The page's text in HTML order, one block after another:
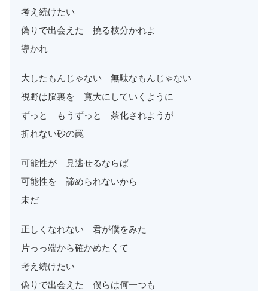
考え続けたい
偽りで出会えた 撓る枝分かれよ
導かれ
大したもんじゃない 無駄なもんじゃない
視野は脳裏を 寛大にしていくように
ずっと もうずっと 茶化されようが
折れない砂の罠
可能性が 見逃せるならば
可能性を 諦められないから
未だ
正しくなれない 君が僕をみた
片っっ端から確かめたくて
考え続けたい
偽りで出会えた 僕らは何一つも